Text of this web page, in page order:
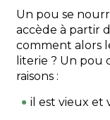
Un pou se
accède à partir
comment alors
literie ? Un
raisons :
il est vieux et